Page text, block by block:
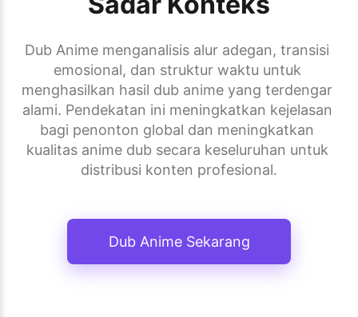
Dub Anime menganalisis alur adegan, transisi
emosional, dan struktur waktu untuk
menghasilkan hasil dub anime yang terdengar
alami. Pendekatan ini meningkatkan kejelasan
bagi penonton global dan meningkatkan
kualitas anime dub secara keseluruhan untuk
distribusi konten profesional.
Dub Anime Sekarang